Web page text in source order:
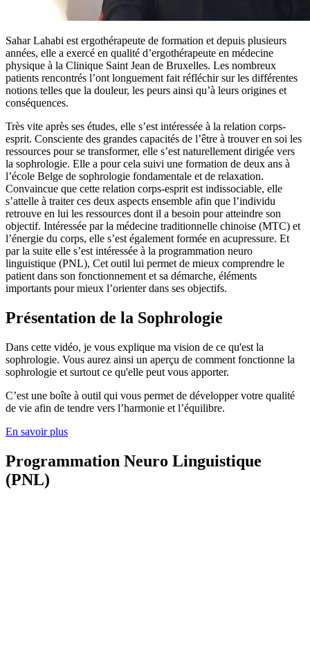
Sahar Lahabi est ergothérapeute de formation et depuis plusieurs
années, elle a exercé en qualité d’ergothérapeute en médecine
physique à la Clinique Saint Jean de Bruxelles. Les nombreux
patients rencontrés l’ont longuement fait réfléchir sur les différentes
notions telles que la douleur, les peurs ainsi qu’à leurs origines et
conséquences.
Très vite après ses études, elle s’est intéressée à la relation corps-
esprit. Consciente des grandes capacités de l’être à trouver en soi les
ressources pour se transformer, elle s’est naturellement dirigée vers
la sophrologie. Elle a pour cela suivi une formation de deux ans à
l’école Belge de sophrologie fondamentale et de relaxation.
Convaincue que cette relation corps-esprit est indissociable, elle
s’attelle à traiter ces deux aspects ensemble afin que l’individu
retrouve en lui les ressources dont il a besoin pour atteindre son
objectif. Intéressée par la médecine traditionnelle chinoise (MTC) et
l’énergie du corps, elle s’est également formée en acupressure. Et
par la suite elle s’est intéressée à la programmation neuro
linguistique (PNL), Cet outil lui permet de mieux comprendre le
patient dans son fonctionnement et sa démarche, éléments
importants pour mieux l’orienter dans ses objectifs.
Présentation de la Sophrologie
Dans cette vidéo, je vous explique ma vision de ce qu'est la
sophrologie. Vous aurez ainsi un aperçu de comment fonctionne la
sophrologie et surtout ce qu'elle peut vous apporter.
C’est une boîte à outil qui vous permet de développer votre qualité
de vie afin de tendre vers l’harmonie et l’équilibre.
En savoir plus
Programmation Neuro Linguistique
(PNL)